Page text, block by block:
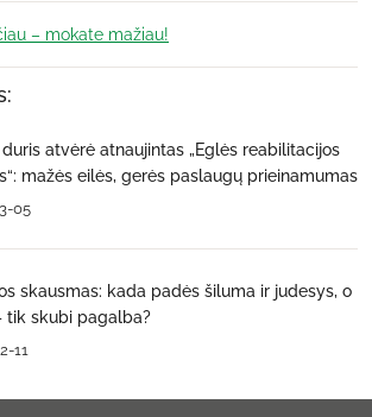
– mokate mažiau!
duris atvėrė atnaujintas „Eglės reabilitacijos
mažės eilės, gerės paslaugų prieinamumas
05
skausmas: kada padės šiluma ir judesys, o
tik skubi pagalba?
11